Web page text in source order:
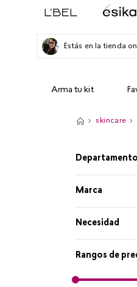
Estás en la tienda
Arma tu kit
skincare
Departamento
Skincare
Marca
Cyzone
Necesidad
Limpia y
Rangos de